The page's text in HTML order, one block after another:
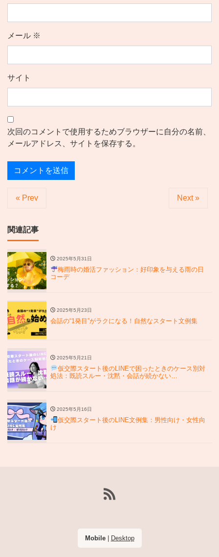
メール ※
サイト
次回のコメントで使用するためブラウザーに自分の名前、
メールアドレス、サイトを保存する。
« Prev Next »
関連記事
2025年5月31日
梅雨時の婚活ファッション：好印象を与える雨の日
コーデ
2025年5月23日
会話の“1発目”がラクになる！自然なスタート文例集
2025年5月21日
仮交際スタート後のLINEで困ったときのケース別対
処法：既読スルー・沈黙・会話が続かない…
2025年5月16日
仮交際スタート後のLINE文例集：男性向け・女性向
け
Mobile| Desktop